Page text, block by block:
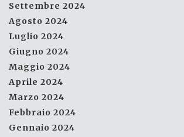
Settembre 2024
Agosto 2024
Luglio 2024
Giugno 2024
Maggio 2024
Aprile 2024
Marzo 2024
Febbraio 2024
Gennaio 2024